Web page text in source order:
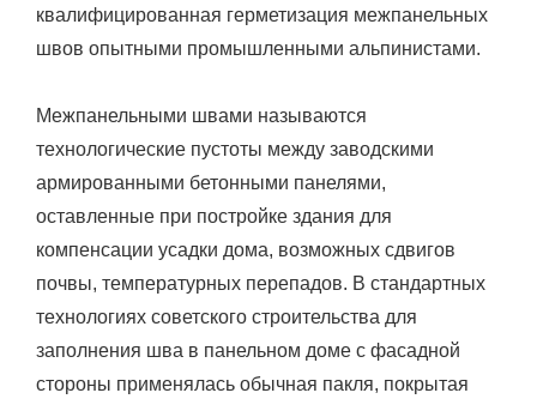
квалифицированная герметизация межпанельных
швов опытными промышленными альпинистами.
Межпанельными швами называются
технологические пустоты между заводскими
армированными бетонными панелями,
оставленные при постройке здания для
компенсации усадки дома, возможных сдвигов
почвы, температурных перепадов. В стандартных
технологиях советского строительства для
заполнения шва в панельном доме с фасадной
стороны применялась обычная пакля, покрытая